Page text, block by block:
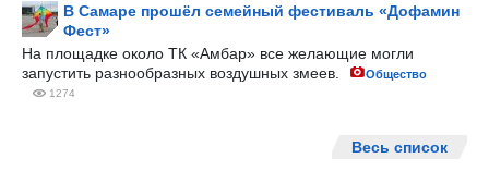
В Самаре прошёл семейный фестиваль «Дофамин
Фест»
На площадке около ТК «Амбар» все желающие могли
запустить разнообразных воздушных змеев.
Общество
1274
Весь список